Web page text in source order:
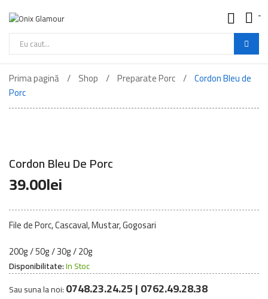
Onix
Mancare
Buna
-
Cautare
de
produse
Prima pagină Shop Preparate Porc
Cordon Bleu de
Porc
Cordon Bleu De Porc
39.00lei
File de Porc, Cascaval, Mustar, Gogosari
200g / 50g / 30g / 20g
Disponibilitate:In Stoc
Sau suna la noi:0748.23.24.25 | 0762.49.28.38